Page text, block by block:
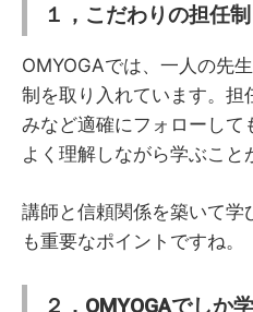
１，こだわりの担任制
OMYOGAでは、一人の先
制を取り入れています。担
みなど適確にフォローして
よく理解しながら学ぶこと
講師と信頼関係を築いて
も重要なポイントですね。
２，OMYOGAでしか